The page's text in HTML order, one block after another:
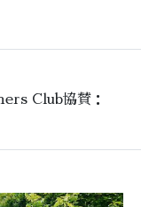
Club協賛：